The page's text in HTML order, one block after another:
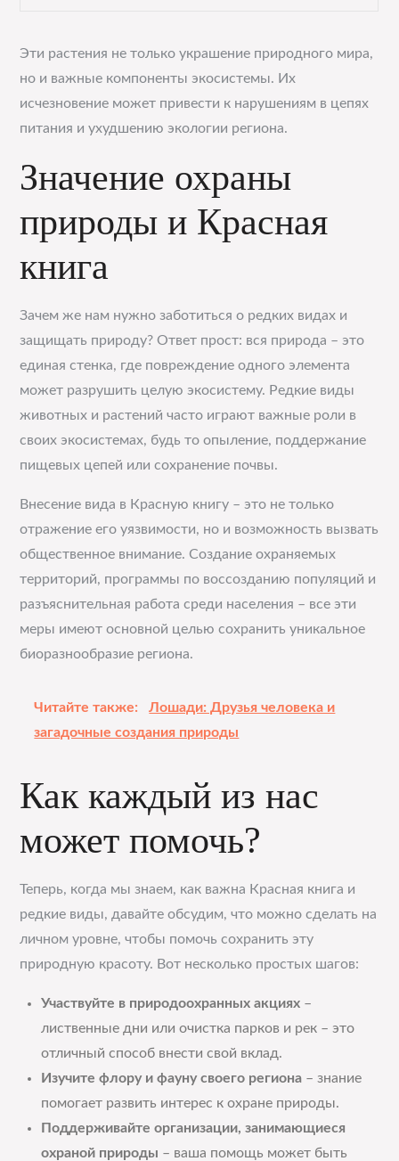
Эти растения не только украшение природного мира,
но и важные компоненты экосистемы. Их
исчезновение может привести к нарушениям в цепях
питания и ухудшению экологии региона.
Значение охраны
природы и Красная
книга
Зачем же нам нужно заботиться о редких видах и
защищать природу? Ответ прост: вся природа – это
единая стенка, где повреждение одного элемента
может разрушить целую экосистему. Редкие виды
животных и растений часто играют важные роли в
своих экосистемах, будь то опыление, поддержание
пищевых цепей или сохранение почвы.
Внесение вида в Красную книгу – это не только
отражение его уязвимости, но и возможность вызвать
общественное внимание. Создание охраняемых
территорий, программы по воссозданию популяций и
разъяснительная работа среди населения – все эти
меры имеют основной целью сохранить уникальное
биоразнообразие региона.
Читайте также:
Лошади: Друзья человека и
загадочные создания природы
Как каждый из нас
может помочь?
Теперь, когда мы знаем, как важна Красная книга и
редкие виды, давайте обсудим, что можно сделать на
личном уровне, чтобы помочь сохранить эту
природную красоту. Вот несколько простых шагов:
Участвуйте в природоохранных акциях –
лиственные дни или очистка парков и рек – это
отличный способ внести свой вклад.
Изучите флору и фауну своего региона – знание
помогает развить интерес к охране природы.
Поддерживайте организации, занимающиеся
охраной природы – ваша помощь может быть